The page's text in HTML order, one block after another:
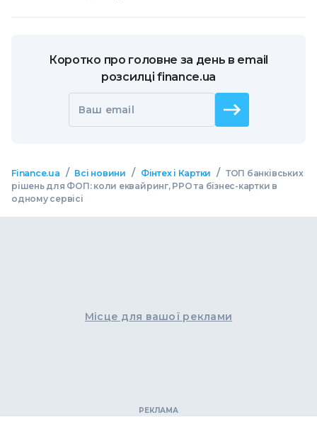
Коротко про головне за день в email
розсилці finance.ua
Ваш email
Finance.ua / Всі новини / Фінтех і Картки / ТОП банківських
рішень для ФОП: коли еквайринг, РРО та бізнес-картки в
одному сервісі
Місце для вашої реклами